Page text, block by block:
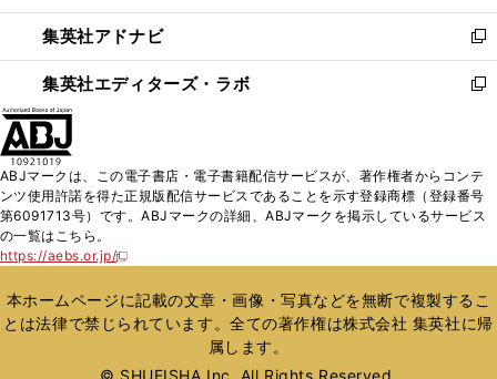
開
く
ウ
で
開
く
ン
ド
ウ
で
ウ
ィ
ン
ド
く
集英社アドナビ
新
し
い
ド
ウ
で
集英社エディターズ・ラボ
新
ィ
ン
ド
開
く
ABJマークは、この電子書店・電子書籍配信サービスが、著作権者からコンテ
ンツ使用許諾を得た正規版配信サービスであることを示す登録商標（登録番号
第6091713号）です。ABJマークの詳細、ABJマークを掲示しているサービス
の一覧はこちら。
https://aebs.or.jp/
新
い
ウ
ィ
本ホームページに記載の文章・画像・写真などを無断で複製するこ
とは法律で禁じられています。全ての著作権は株式会社 集英社に帰
属します。